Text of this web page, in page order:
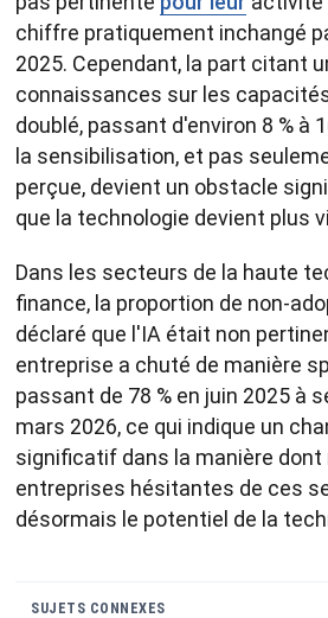
chiffre pratiquement inchangé
2025. Cependant, la part citant
connaissances sur les
doublé, passant d'environ 8 % à
la sensibilisation, et pas
perçue, devient un obstacle
que la technologie devient plus
Dans les secteurs de la haute
finance, la proportion de non-
déclaré que l'IA était non
entreprise a chuté de manière
passant de 78 % en juin 2025 à
mars 2026, ce qui indique un
significatif dans la manière dont
entreprises hésitantes de ces
désormais le potentiel de la
SUJETS CONNEXES